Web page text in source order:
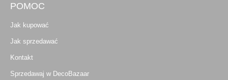
POMOC
Jak kupować
Jak sprzedawać
Kontakt
Sprzedawaj w DecoBazaar